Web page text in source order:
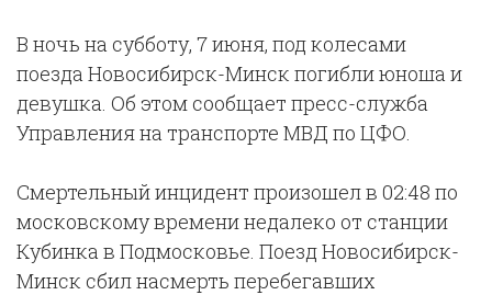
В ночь на субботу, 7 июня, под колесами
поезда Новосибирск-Минск погибли юноша и
девушка. Об этом сообщает пресс-служба
Управления на транспорте МВД по ЦФО.
Смертельный инцидент произошел в 02:48 по
московскому времени недалеко от станции
Кубинка в Подмосковье. Поезд Новосибирск-
Минск сбил насмерть перебегавших